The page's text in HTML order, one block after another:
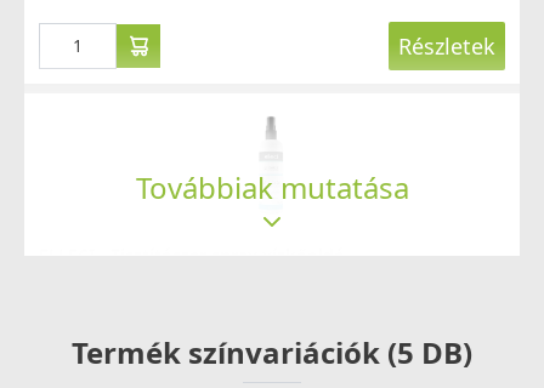
Részletek
8 790 Ft
Továbbiak mutatása
Termék színvariációk (5 DB)